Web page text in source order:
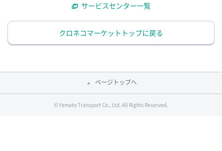
サービスセンター一覧
クロネコマーケットトップに戻る
ページトップへ
© Yamato Transport Co., Ltd. All Rights Reserved.